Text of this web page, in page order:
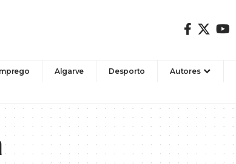
Algarve Desporto Autores